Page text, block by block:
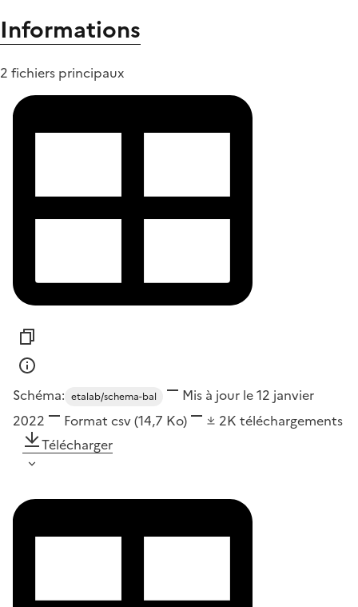
Informations
2 fichiers principaux
Schéma: etalab/schema-bal
Mis à jour le 12 janvier
2022
Format csv(14,7 Ko) 2K téléchargements
Télécharger